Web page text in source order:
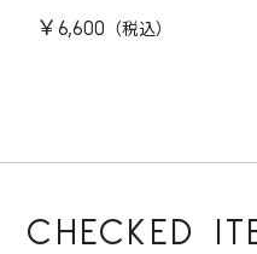
￥6,600
CHECKED